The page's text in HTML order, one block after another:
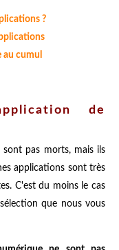
?
cumul
de
pas morts, mais ils
applications sont très
C'est du moins le cas
que nous vous